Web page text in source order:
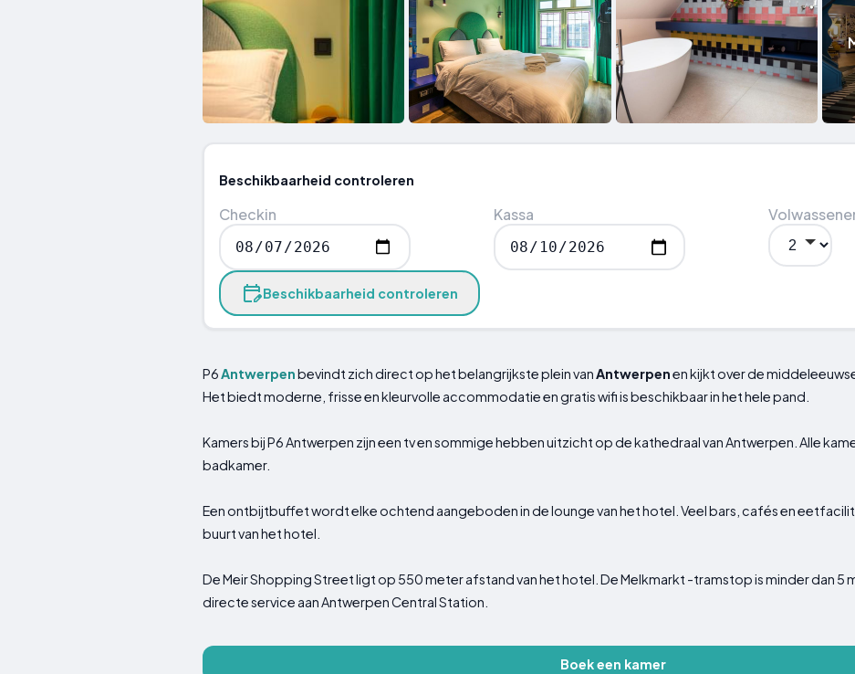
Beschikbaarheid controleren
Checkin Kassa
Beschikbaarheid controleren
P6 Antwerpenbevindt zich direct op het belangrijkste plein van Antwerpenen kijkt over de
Het biedt moderne, frisse en kleurvolle accommodatie en gratis wifi is beschikbaar in het hele pand.
Kamers bij P6 Antwerpen zijn een tv en sommige hebben uitzicht op de kathedraal van Antwerpen. Alle
badkamer.
Een ontbijtbuffet wordt elke ochtend aangeboden in de lounge van het hotel. Veel bars, cafés en
buurt van het hotel.
De Meir Shopping Street ligt op 550 meter afstand van het hotel. De Melkmarkt -tramstop is minder dan 5
directe service aan Antwerpen Central Station.
Boek een kamer